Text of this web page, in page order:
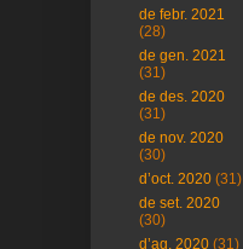
de febr. 2021
(28)
de gen. 2021
(31)
de des. 2020
(31)
de nov. 2020
(30)
d’oct. 2020 (31)
de set. 2020
(30)
d’ag. 2020 (31)